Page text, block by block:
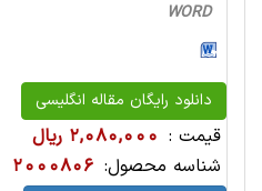
WORD
دانلود رایگان مقاله انگلیسی
قیمت : 2,080,000 ریال
شناسه محصول: 2000806